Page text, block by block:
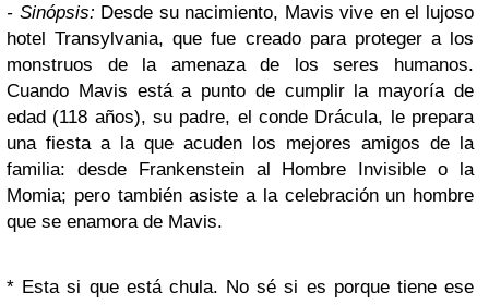
- Sinópsis: Desde su nacimiento, Mavis vive en el lujoso
hotel Transylvania, que fue creado para proteger a los
monstruos de la amenaza de los seres humanos.
Cuando Mavis está a punto de cumplir la mayoría de
edad (118 años), su padre, el conde Drácula, le prepara
una fiesta a la que acuden los mejores amigos de la
familia: desde Frankenstein al Hombre Invisible o la
Momia; pero también asiste a la celebración un hombre
que se enamora de Mavis.
* Esta si que está chula. No sé si es porque tiene ese